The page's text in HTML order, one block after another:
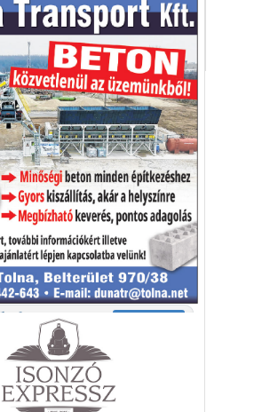
energia
Vakációs őrület
A nyaralás extrém
helyzeteket teremt, nagyon
sokan kalandot, kihívást
keresnek.
cikkei
képekben